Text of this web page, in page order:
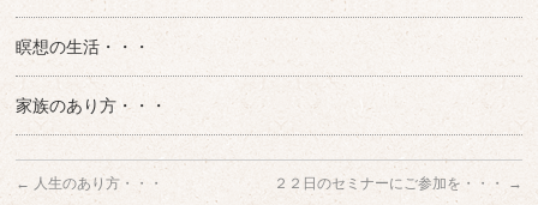
瞑想の生活・・・
家族のあり方・・・
← 人生のあり方・・・ ２２日のセミナーにご参加を・・・ →